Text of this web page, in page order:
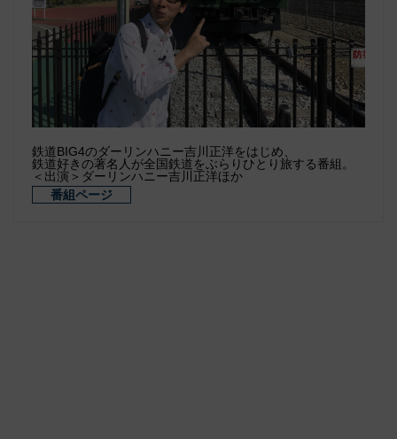
鉄道BIG4のダーリンハニー吉川正洋をはじめ、
鉄道好きの著名人が全国鉄道をぶらりひとり旅する番組。
＜出演＞ダーリンハニー吉川正洋ほか
番組ページ